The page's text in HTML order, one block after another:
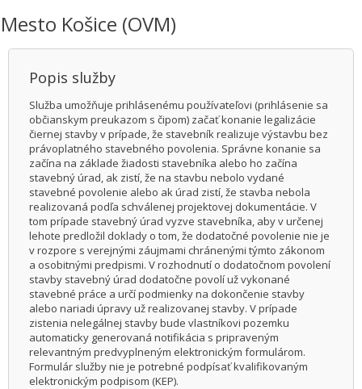
Mesto Košice (OVM)
Popis služby
Služba umožňuje prihlásenému používateľovi (prihlásenie sa
občianskym preukazom s čipom) začať konanie legalizácie
čiernej stavby v prípade, že stavebník realizuje výstavbu bez
právoplatného stavebného povolenia. Správne konanie sa
začína na základe žiadosti stavebníka alebo ho začína
stavebný úrad, ak zistí, že na stavbu nebolo vydané
stavebné povolenie alebo ak úrad zistí, že stavba nebola
realizovaná podľa schválenej projektovej dokumentácie. V
tom prípade stavebný úrad vyzve stavebníka, aby v určenej
lehote predložil doklady o tom, že dodatočné povolenie nie je
v rozpore s verejnými záujmami chránenými týmto zákonom
a osobitnými predpismi. V rozhodnutí o dodatočnom povolení
stavby stavebný úrad dodatočne povolí už vykonané
stavebné práce a určí podmienky na dokončenie stavby
alebo nariadi úpravy už realizovanej stavby. V prípade
zistenia nelegálnej stavby bude vlastníkovi pozemku
automaticky generovaná notifikácia s pripraveným
relevantným predvyplneným elektronickým formulárom.
Formulár služby nie je potrebné podpísať kvalifikovaným
elektronickým podpisom (KEP).